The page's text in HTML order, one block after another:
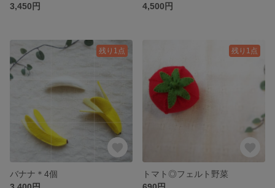
3,450円
4,500円
残り1点
バナナ＊4個
残り1点
トマト◎フェルト野菜